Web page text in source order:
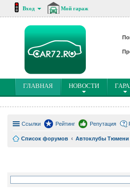
Вход Мой гараж
ГЛАВНАЯ(
C
U
R
НОВОСТИ
Ссылки Рейтинг Репутация
Список форумов Автоклубы Тюмени